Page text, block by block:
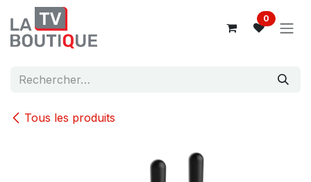
Se rendre au contenu
0
Tous les produits